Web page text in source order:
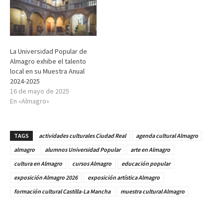
La Universidad Popular de
Almagro exhibe el talento
local en su Muestra Anual
2024-2025
16 de mayo de 2025
En «Almagro»
TAGS actividades culturales Ciudad Real
agenda cultural Almagro
almagro
alumnos Universidad Popular
arte en Almagro
cultura en Almagro
cursos Almagro
educación popular
exposición Almagro 2026
exposición artística Almagro
formación cultural Castilla-La Mancha
muestra cultural Almagro